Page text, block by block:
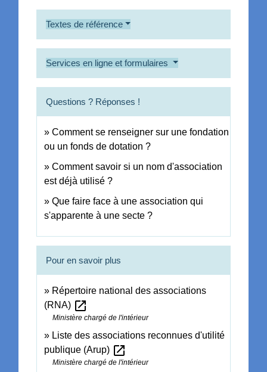
Textes de référence
Services en ligne et formulaires
Questions ? Réponses !
Comment se renseigner sur une fondation
ou un fonds de dotation ?
Comment savoir si un nom d'association
est déjà utilisé ?
Que faire face à une association qui
s'apparente à une secte ?
Pour en savoir plus
Répertoire national des associations
(RNA) open_in_new
Ministère chargé de l'intérieur
Liste des associations reconnues d'utilité
publique (Arup) open_in_new
Ministère chargé de l'intérieur